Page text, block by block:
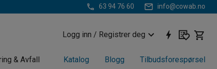
63 94 76 60 info@cowab.no
Logg inn / Registrer deg
& Avfall Katalog Blogg Tilbudsforespørsel